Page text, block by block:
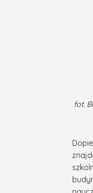
fot.